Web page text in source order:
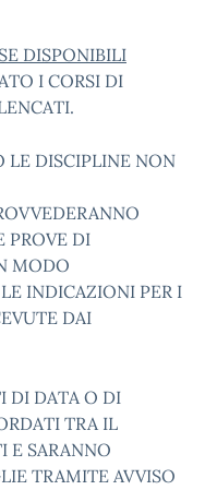
DISPONIBILI
I CORSI DI
LE DISCIPLINE NON
PROVE DI
MODO
INDICAZIONI PER I
DAI
DI DATA O DI
TRA IL
E SARANNO
TRAMITE AVVISO